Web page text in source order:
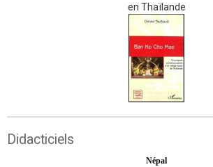
en Thaïlande
Didacticiels
Népal